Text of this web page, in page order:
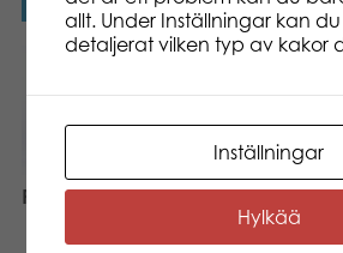
ROADMAX Grävmaskin
Lastbil
allt. Under Inställningar kan
detaljerat vilken typ av kakor
Inställningar
Hylkää